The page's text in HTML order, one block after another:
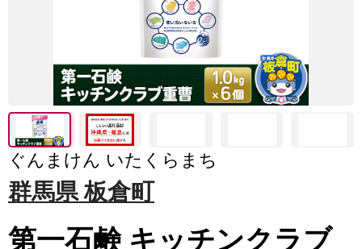
ぐんまけん いたくらまち
群馬県 板倉町
第一石鹸 キッチンクラブ